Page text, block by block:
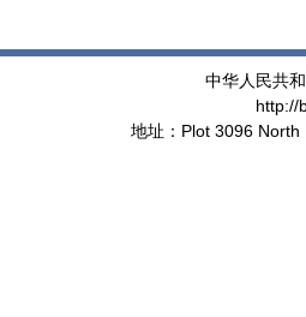
中华人民共
http://
地址：Plot 3096